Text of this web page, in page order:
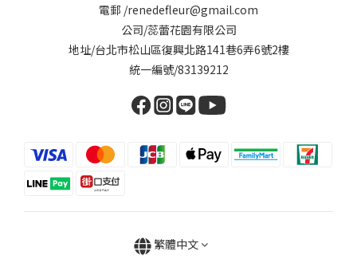
電郵 /renedefleur@gmail.com
公司/蕊蕾花園有限公司
地址/台北市松山區復興北路141巷6弄6號2樓
統一編號/83139212
繁體中文